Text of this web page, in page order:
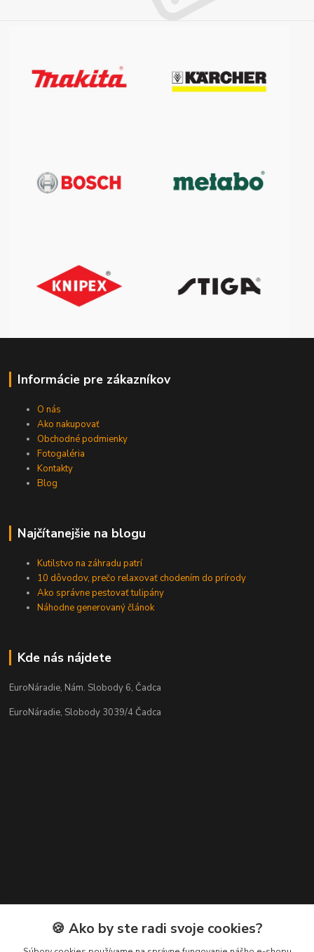
Informácie pre zákazníkov
O nás
Ako nakupovať
Obchodné podmienky
Fotogaléria
Kontakty
Blog
Najčítanejšie na blogu
Kutilstvo na záhradu patrí
10 dôvodov, prečo relaxovať chodením do prírody
Ako správne pestovať tulipány
Náhodne generovaný článok
Kde nás nájdete
EuroNáradie, Nám. Slobody 6, Čadca
EuroNáradie, Slobody 3039/4 Čadca
Kontakty
Zákaznícka podpora EuroNáradie
🍪 Ako by ste radi svoje cookies?